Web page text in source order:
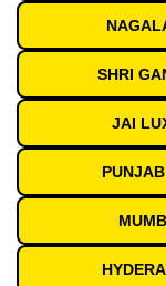
SHRI
JAI